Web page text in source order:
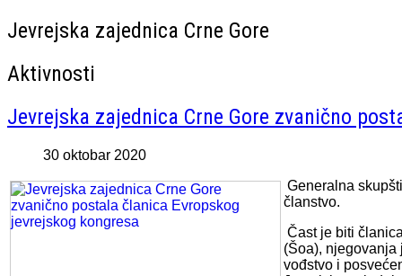
Jevrejska zajednica Crne Gore
Aktivnosti
Jevrejska zajednica Crne Gore zvanično
30 oktobar 2020
Generalna
članstvo.
Čast je biti
(Šoa),
vođstvo i